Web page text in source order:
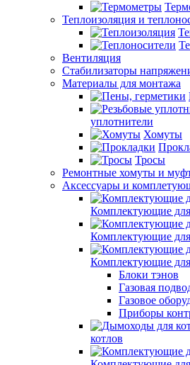
Теплоизоляция и
Вентиляция
Стабилизаторы
Материалы для монтажа
уплотнители
Хомуты
Тросы
Ремонтные хомуты и
Аксессуары и
Комплектующие для
Комплектующие для
Комплектующие для
Блоки тэнов
Газовая
Газовое
Приборы
котлов